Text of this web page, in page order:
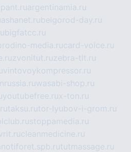
argentinamia.ru
ashanet.rubelgorod-day.ru
bigfatcc.ru
media.rucard-voice.ru
zvonitut.ruzebra-tlt.ru
vintovoykompressor.ru
wasabi-shop.ru
youtubefree.rux-ton.ru
taksu.rutor-lyubov-i-grom.ru
stoppamedia.ru
cleanmedicine.ru
tutmassage.ru